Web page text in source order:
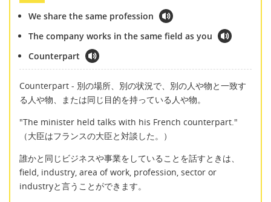
We share the same profession
The company works in the same field as you
Counterpart
Counterpart - 別の場所、別の状況で、別の人や物と一致す
る人や物、または同じ目的を持っている人や物。
"The minister held talks with his French counterpart."
（大臣はフランスの大臣と対談した。）
誰かと同じビジネスや事業をしていることを話すときは、
field, industry, area of work, profession, sector or
industryと言うことができます。